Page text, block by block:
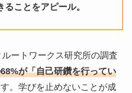
ことをアピール。
ルートワークス研究所の調査
が「自己研鑽を行ってい
。学びを止めないことが成